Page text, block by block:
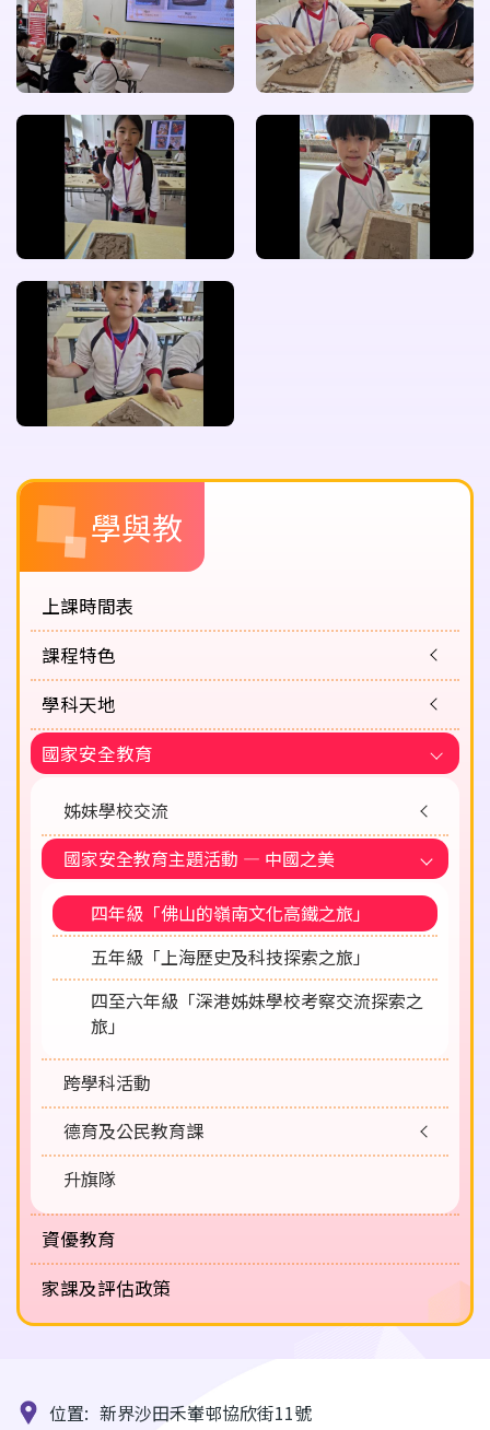
Main
navigation
學與教
上課時間表
課程特色
學科天地
國家安全教育
姊妹學校交流
國家安全教育主題活動 — 中國之美
四年級「佛山的嶺南文化高鐵之旅」
五年級「上海歷史及科技探索之旅」
四至六年級「深港姊妹學校考察交流探索之
旅」
跨學科活動
德育及公民教育課
升旗隊
資優教育
家課及評估政策
位置: 新界沙田禾輋邨協欣街11號